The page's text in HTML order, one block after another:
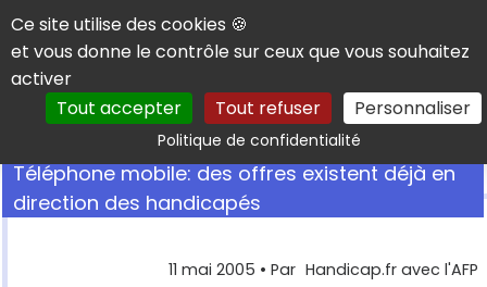
Panneau de gestion des cookies
Ce site utilise des cookies 🍪
et vous donne le contrôle sur ceux que vous souhaitez
activer
Tout accepter
Tout refuser Personnaliser
Politique de confidentialitéRechercher
Téléphone mobile: des offres existent déjà en
direction des handicapés
11 mai 2005 • Par Handicap.fr avec l'AFP